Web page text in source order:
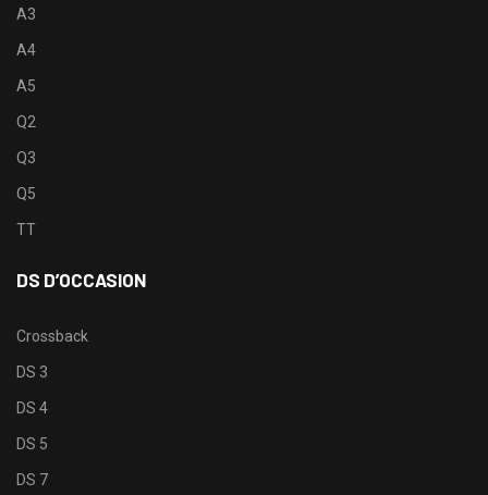
A3
A4
A5
Q2
Q3
Q5
TT
DS D’OCCASION
Crossback
DS 3
DS 4
DS 5
DS 7